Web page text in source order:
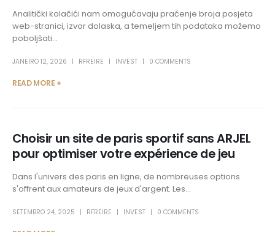
Analitički kolačići nam omogućavaju praćenje broja posjeta
web-stranici, izvor dolaska, a temeljem tih podataka možemo
poboljšati...
JANEIRO 12, 2026 RFREIRE INVEST 0 COMMENTS
READ MORE +
Choisir un site de paris sportif sans ARJEL
pour optimiser votre expérience de jeu
Dans l'univers des paris en ligne, de nombreuses options
s'offrent aux amateurs de jeux d'argent. Les...
SETEMBRO 24, 2025 RFREIRE INVEST 0 COMMENTS